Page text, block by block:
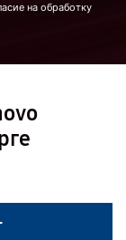
на обработку